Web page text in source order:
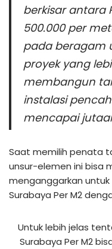
berkisar antara
500.000 per
pada beragam
proyek yang
membangun
instalasi
mencapai
Saat memilih penata
unsur-elemen ini bisa
menganggarkan
Surabaya Per M2
Untuk lebih jelas
Surabaya Per M2